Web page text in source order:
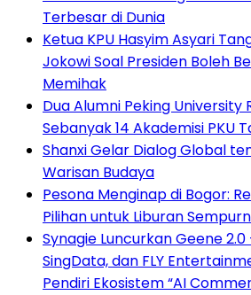
Terbesar di Dunia
Ketua KPU Hasyim Asyari
Jokowi Soal Presiden Boleh
Memihak
Dua Alumni Peking University
Sebanyak 14 Akademisi PKU
Shanxi Gelar Dialog Global
Warisan Budaya
Pesona Menginap di Bogor:
Pilihan untuk Liburan
Synagie Luncurkan Geene 2.0
SingData, dan FLY
Pendiri Ekosistem “AI